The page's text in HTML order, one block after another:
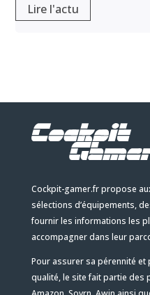
Lire l'actu
Cockpit-gamer.fr propose
sélections d’équipements,
fournir les informations les
accompagner dans leur
Pour assurer sa pérennité
qualité, le site fait partie des